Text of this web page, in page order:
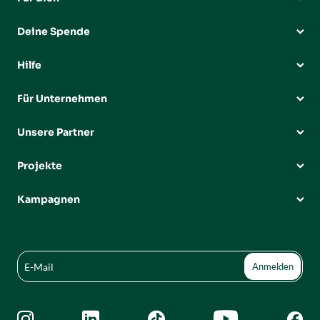
Deine Spende
Hilfe
Für Unternehmen
Unsere Partner
Projekte
Kampagnen